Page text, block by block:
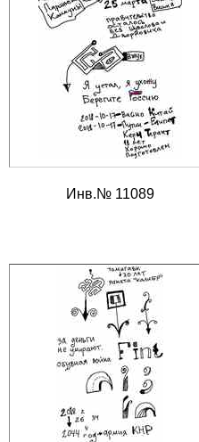
Инв.№ 11089